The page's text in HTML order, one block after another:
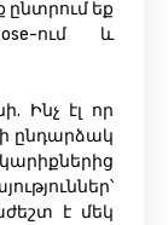
ընտրում եք
ում և
Ինչ էլ որ
ընդարձակ
է մեկ